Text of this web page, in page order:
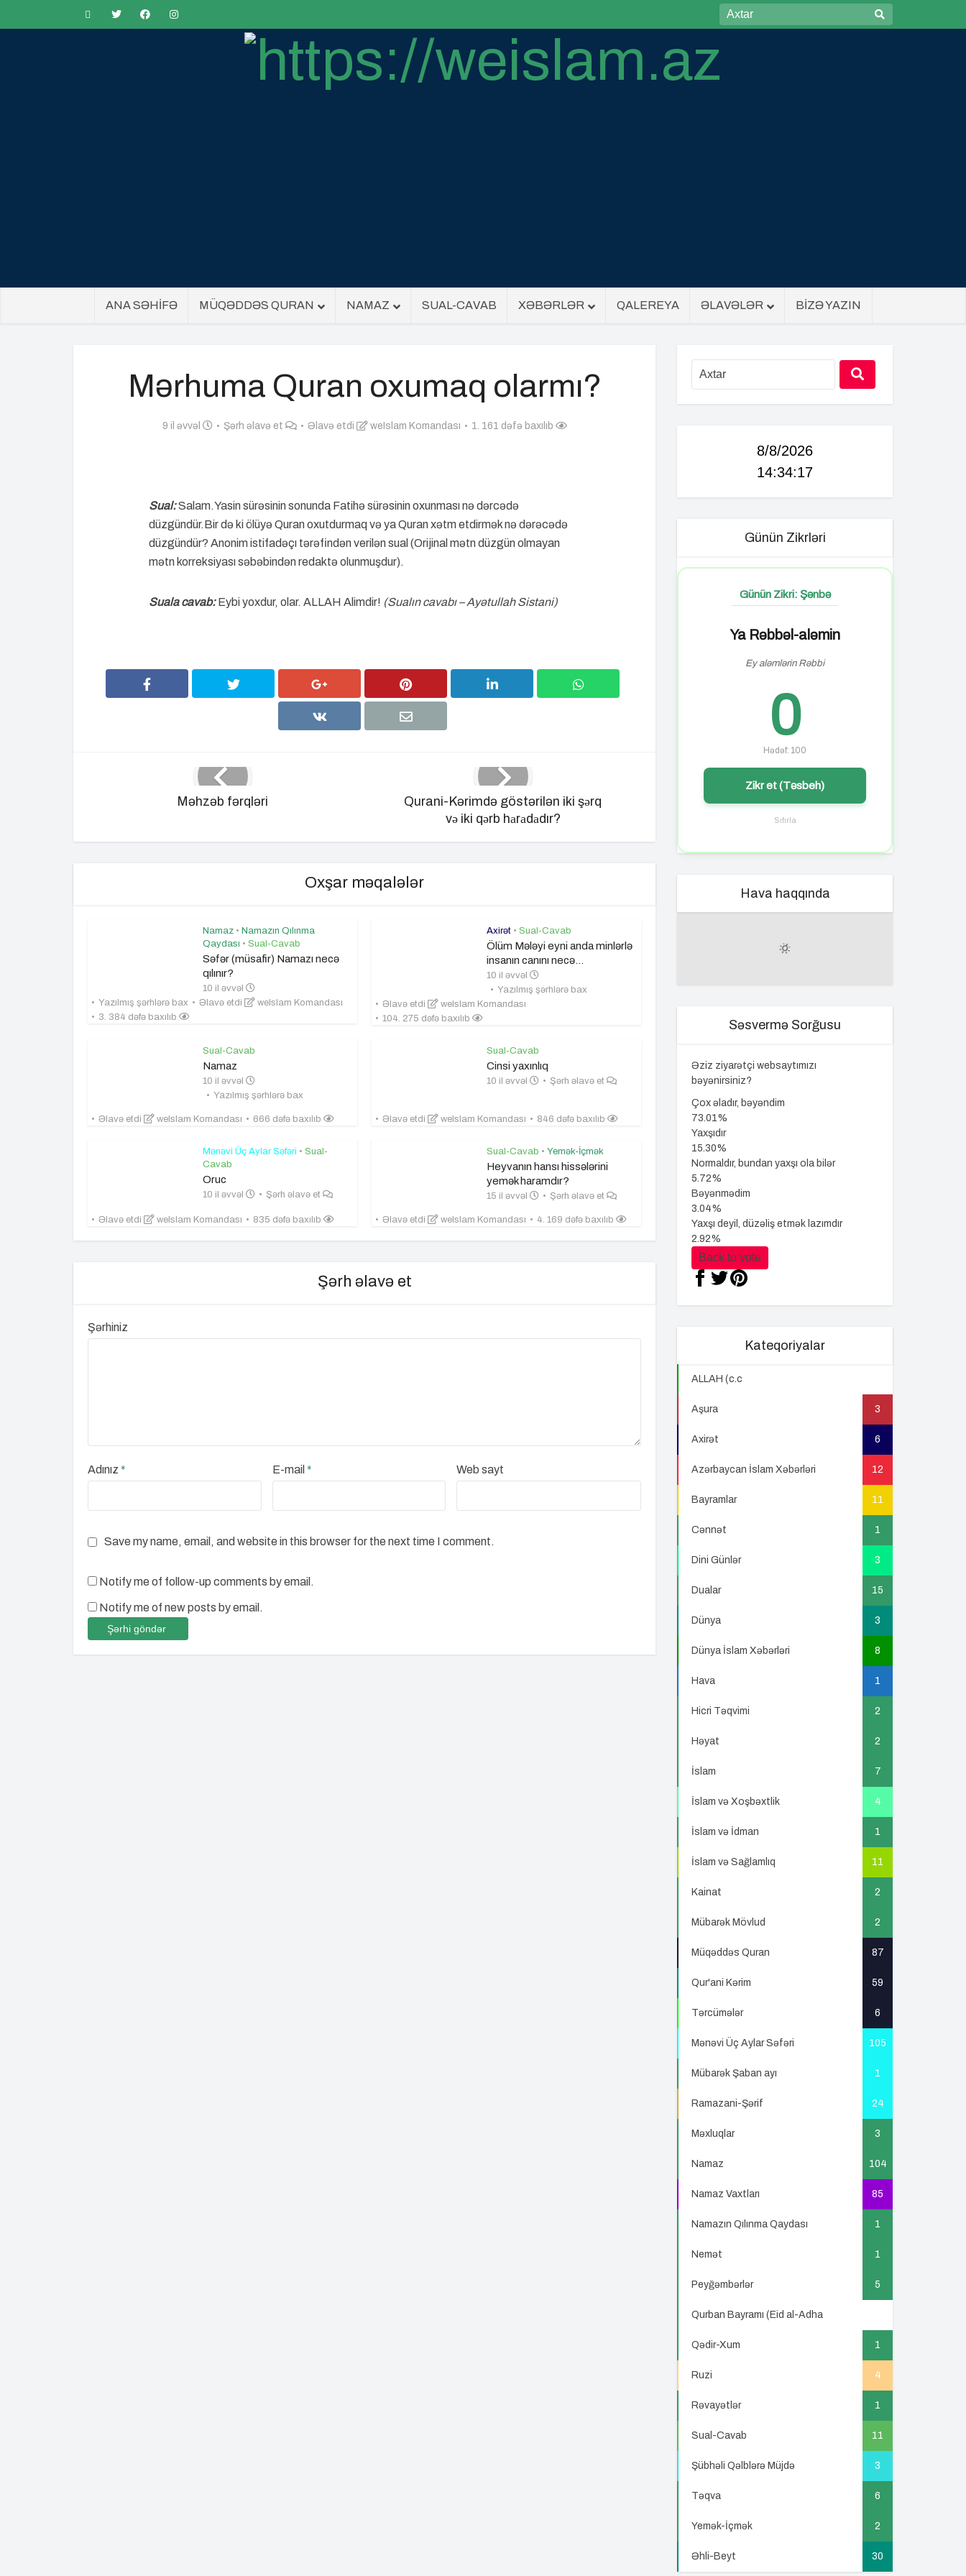
ANA SƏHİFƏ MÜQƏDDƏS QURAN NAMAZ SUAL-CAVAB XƏBƏRLƏR QALEREYA ƏLAVƏLƏR BİZƏ YAZIN
Mərhuma Quran oxumaq olarmı?
9 il əvvəl Şərh əlavə et Əlavə etdi weIslam Komandası 1. 161 dəfə baxılıb
Sual:Salam.Yasin sürəsinin sonunda Fatihə sürəsinin oxunması nə dərcədə
düzgündür.Bir də ki ölüyə Quran oxutdurmaq və ya Quran xətm etdirmək nə dərəcədə
düzgündür? Anonim istifadəçı tərəfindən verilən sual (Orijinal mətn düzgün olmayan
mətn korreksiyası səbəbindən redaktə olunmuşdur).
Suala cavab:Eybi yoxdur, olar. ALLAH Alimdir! (Sualın cavabı – Ayətullah Sistani)
Məhzəb fərqləri
Qurani-Kərimdə göstərilən iki şәrq
vә iki qәrb hаrаdаdır?
Oxşar məqalələr
Namaz • Namazın Qılınma
Qaydası • Sual-Cavab
Səfər (müsafir) Namazı necə
qılınır?
10 il əvvəl
Yazılmış şərhlərə bax
Əlavə etdi
weIslam Komandası
3. 384 dəfə baxılıb
Axirət • Sual-Cavab
Ölüm Mələyi eyni anda minlərlə
insanın canını necə...
10 il əvvəl
Yazılmış şərhlərə bax
Əlavə etdi
weIslam Komandası
104. 275 dəfə baxılıb
Sual-Cavab
Namaz
10 il əvvəl
Yazılmış şərhlərə bax
Əlavə etdi weIslam Komandası 666 dəfə baxılıb
Sual-Cavab
Cinsi yaxınlıq
10 il əvvəl Şərh əlavə et
Əlavə etdi weIslam Komandası 846 dəfə baxılıb
Mənəvi Üç Aylar Səfəri • Sual-
Cavab
Oruc
10 il əvvəl Şərh əlavə et
Əlavə etdi weIslam Komandası 835 dəfə baxılıb
Sual-Cavab • Yemək-İçmək
Heyvanın hansı hissələrini
yemək haramdır?
15 il əvvəl Şərh əlavə et
Əlavə etdi weIslam Komandası 4. 169 dəfə baxılıb
Şərh əlavə et
Şərhiniz
Adınız * E-mail * Web sayt
Save my name, email, and website in this browser for the next time I comment.
Notify me of follow-up comments by email.
Notify me of new posts by email.
8/8/2026
14:34:18
Günün Zikrləri
Günün Zikri: Şənbə
Ya Rəbbəl-aləmin
Ey aləmlərin Rəbbi
0
Hədəf: 100
Zikr et (Təsbeh)
Sıfırla
Hava haqqında
Səsvermə Sorğusu
Əziz ziyarətçi websaytımızı
bəyənirsiniz?
Çox əladır, bəyəndim
73.01%
Yaxşıdır
15.30%
Normaldır, bundan yaxşı ola bilər
5.72%
Bəyənmədim
3.04%
Yaxşı deyil, düzəliş etmək lazımdır
2.92%
Back to vote
Kateqoriyalar
ALLAH (c.c
Aşura 3
Axirət 6
Azərbaycan İslam Xəbərləri 12
Bayramlar 11
Cənnət 1
Dini Günlər 3
Dualar 15
Dünya 3
Dünya İslam Xəbərləri 8
Hava 1
Hicri Təqvimi 2
Həyat 2
İslam 7
İslam və Xoşbəxtlik 4
İslam və İdman 1
İslam və Sağlamlıq 11
Kainat 2
Mübarək Mövlud 2
Müqəddəs Quran 87
Qur'ani Kərim 59
Tərcümələr 6
Mənəvi Üç Aylar Səfəri 105
Mübarək Şaban ayı 1
Ramazani-Şərif 24
Məxluqlar 3
Namaz 104
Namaz Vaxtları 85
Namazın Qılınma Qaydası 1
Nemət 1
Peyğəmbərlər 5
Qurban Bayramı (Eid al-Adha
Qədir-Xum 1
Ruzi 4
Rəvayətlər 1
Sual-Cavab 11
Şübhəli Qəlblərə Müjdə 3
Təqva 6
Yemək-İçmək 2
Əhli-Beyt 30